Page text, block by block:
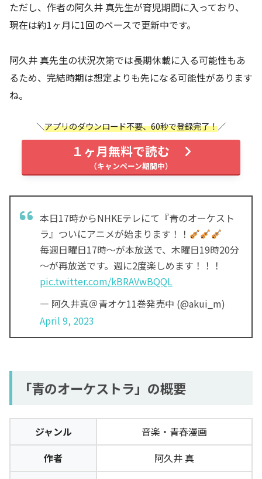
ただし、作者の阿久井 真先生が育児期間に入っており、
現在は約1ヶ月に1回のペースで更新中です。
阿久井 真先生の状況次第では長期休載に入る可能性もあ
るため、完結時期は想定よりも先になる可能性があります
ね。
アプリのダウンロード不要、60秒で登録完了！
１ヶ月無料で読む
本日17時からNHKEテレにて『青のオーケスト
ラ』ついにアニメが始まります！！
毎週日曜日17時～が本放送で、木曜日19時20分
～が再放送です。週に2度楽しめます！！！
pic.twitter.com/kBRAVwBQQL
— 阿久井真＠青オケ11巻発売中 (@akui_m)
April 9, 2023
「青のオーケストラ」の概要
ジャンル
音楽・青春漫画
作者
阿久井 真